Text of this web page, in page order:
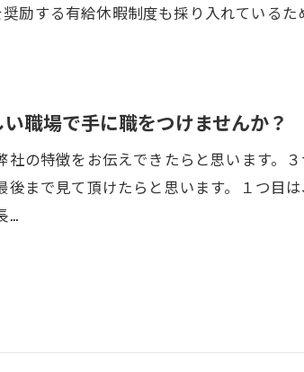
励する有給休暇制度も採り入れている
職場で手に職をつけませんか？
社の特徴をお伝えできたらと思います。
後まで見て頂けたらと思います。１つ目
…